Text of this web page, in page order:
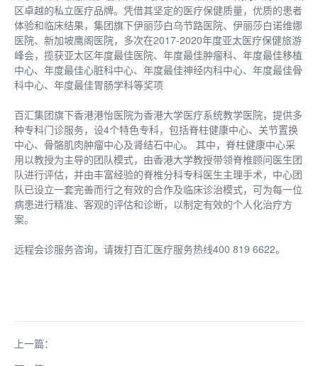
区卓越的私立医疗品牌。凭借其坚定的医疗保健质量，优质的患者
体验和临床结果，集团旗下伊丽莎白乌节路医院、伊丽莎白诺维娜
医院、新加坡鹰阁医院，多次在2017-2020年度亚太医疗保健旅游
峰会，揽获亚太区年度最佳医院、年度最佳肿瘤科、年度最佳移植
中心、年度最佳心脏科中心、年度最佳神经内科中心、年度最佳骨
科中心、年度最佳胃肠学科等奖项
百汇集团旗下香港港怡医院为香港大学医疗系统教学医院，提供多
种专科门诊服务，设4个特色专科，包括脊柱健康中心、关节置换
中心、骨骼肌肉肿瘤中心及肾结石中心。 其中，脊柱健康中心采
用以教授为主导的团队模式，由香港大学教授带领脊椎顾问医生团
队进行评估，并由丰富经验的脊椎分科专科医生主理手术，中心团
队已设立一套完善而行之有效的合作及临床诊治模式，可为每一位
病患进行精准、客观的评估和诊断，以制定有效的个人化治疗方
案。
远程会诊服务咨询，请拨打百汇医疗服务热线400 819 6622。
上一篇：